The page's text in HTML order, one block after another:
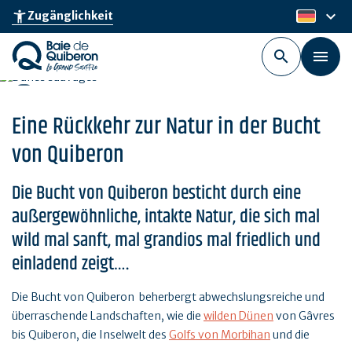
Skip
main
content
accessibility_newZugänglichkeit de
keyboard_arrow_down
Eine Rückkehr zur Natur in der Bucht
von Quiberon
Die Bucht von Quiberon besticht durch eine
außergewöhnliche, intakte Natur, die sich mal
wild mal sanft, mal grandios mal friedlich und
einladend zeigt….
Die Bucht von Quiberon beherbergt abwechslungsreiche und
überraschende Landschaften, wie die wilden Dünen von Gâvres
bis Quiberon, die Inselwelt des Golfs von Morbihan und die